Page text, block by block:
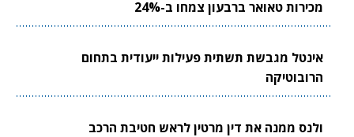
מכירות טאואר ברבעון צמחו ב-24%
אינטל מגבשת תשתית פעילות ייעודית בתחום
הרובוטיקה
ולנס ממנה את דין מרטין לראש חטיבת הרכב